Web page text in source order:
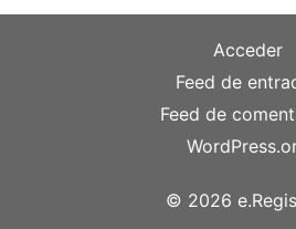
Acceder
Feed de
Feed de
© 2026